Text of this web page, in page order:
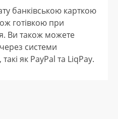
банківською карткою
готівкою при
Ви також можете
системи
як PayPal та LiqPay.